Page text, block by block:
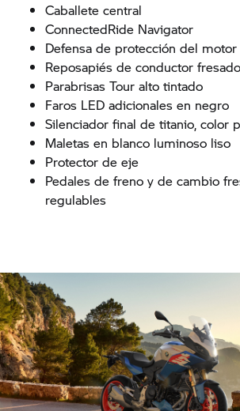
Caballete central
ConnectedRide Navigator
Defensa de protección del
Reposapiés de conductor
Parabrisas Tour alto tintado
Faros LED adicionales en negro
Silenciador final de titanio, color
Maletas en blanco luminoso liso
Protector de eje
Pedales de freno y de cambio
regulables